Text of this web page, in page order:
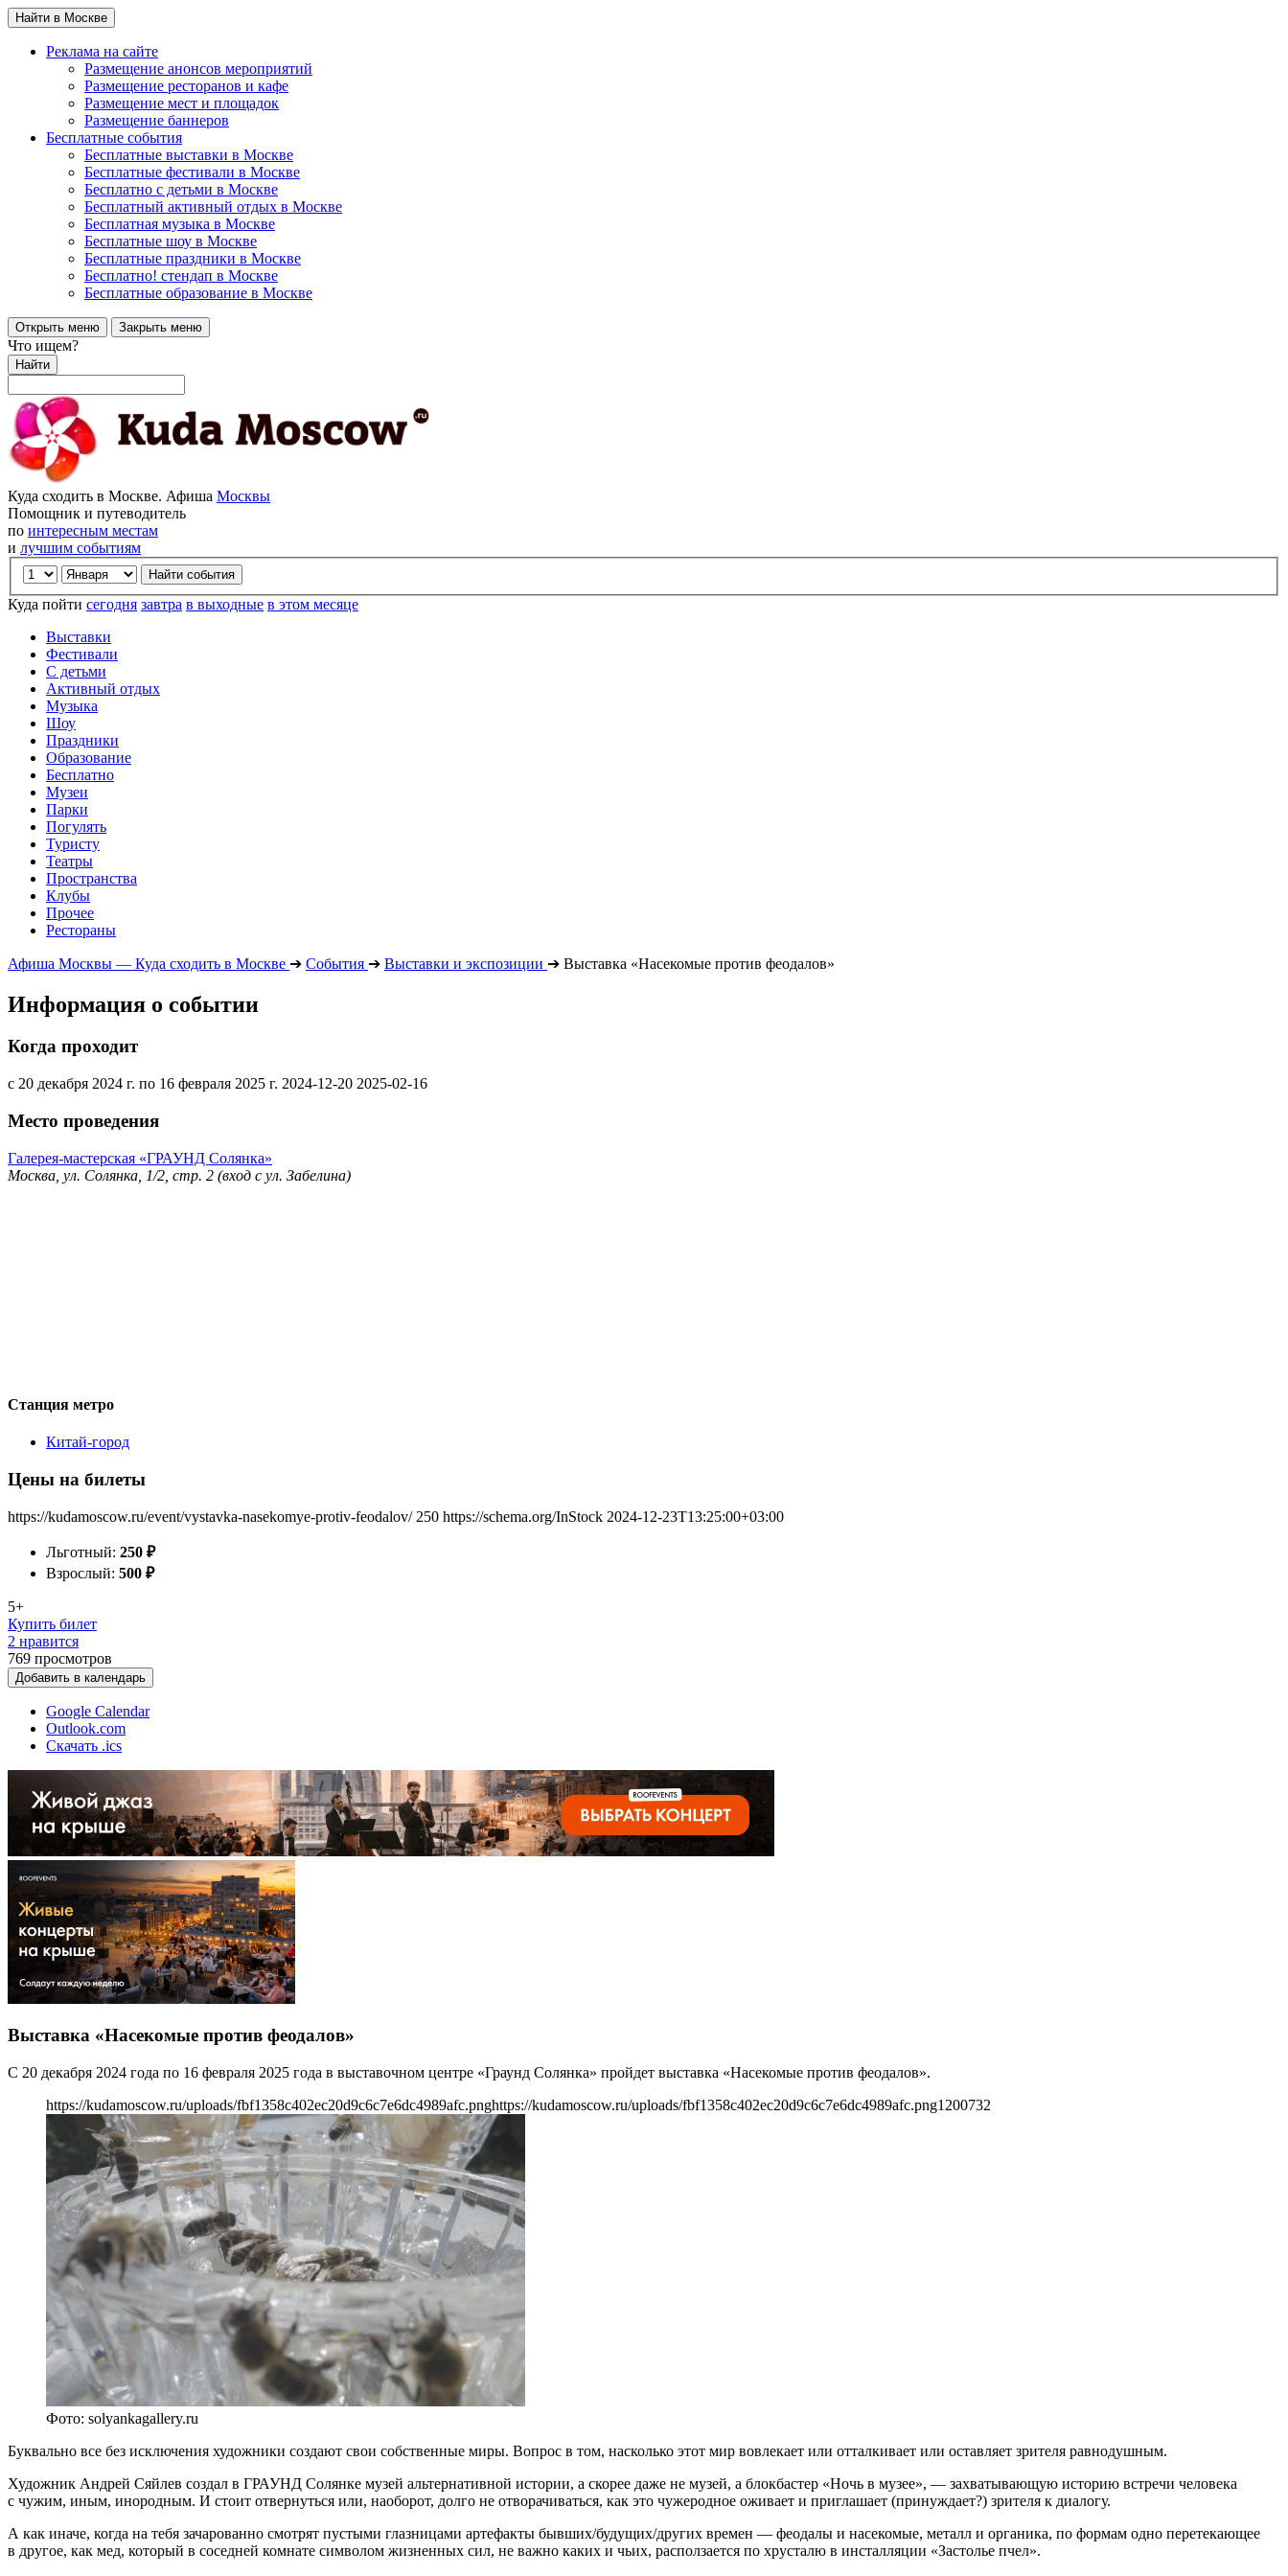
Найти в Москве
Реклама на сайте
Размещение анонсов мероприятий
Размещение ресторанов и кафе
Размещение мест и площадок
Размещение баннеров
Бесплатные события
Бесплатные выставки в Москве
Бесплатные фестивали в Москве
Бесплатно с детьми в Москве
Бесплатный активный отдых в Москве
Бесплатная музыка в Москве
Бесплатные шоу в Москве
Бесплатные праздники в Москве
Бесплатно! стендап в Москве
Бесплатные образование в Москве
Открыть меню Закрыть меню
Что ищем?
Найти
Куда сходить в Москве. Афиша Москвы
Помощник и путеводитель
по интересным местам
и лучшим событиям
Куда пойти сегодня завтра в выходные в этом месяце
Выставки
Фестивали
С детьми
Активный отдых
Музыка
Шоу
Праздники
Образование
Бесплатно
Музеи
Парки
Погулять
Туристу
Театры
Пространства
Клубы
Прочее
Рестораны
Афиша Москвы — Куда сходить в Москве ➔ События ➔ Выставки и экспозиции ➔ Выставка «Насекомые против феодалов»
Информация о событии
Когда проходит
с 20 декабря 2024 г. по 16 февраля 2025 г. 2024-12-20 2025-02-16
Место проведения
Галерея-мастерская «ГРАУНД Солянка»
Москва, ул. Солянка, 1/2, стр. 2 (вход с ул. Забелина)
Станция метро
Китай-город
Цены на билеты
https://kudamoscow.ru/event/vystavka-nasekomye-protiv-feodalov/ 250 https://schema.org/InStock 2024-12-23T13:25:00+03:00
Льготный: 250 ₽
Взрослый: 500 ₽
5+
Купить билет
2 нравится
769 просмотров
Добавить в календарь
Google Calendar
Outlook.com
Скачать .ics
Выставка «Насекомые против феодалов»
С 20 декабря 2024 года по 16 февраля 2025 года в выставочном центре «Граунд Солянка» пройдет выставка «Насекомые против феодалов».
https://kudamoscow.ru/uploads/fbf1358c402ec20d9c6c7e6dc4989afc.pnghttps://kudamoscow.ru/uploads/fbf1358c402ec20d9c6c7e6dc4989afc.png1200732
Фото: solyankagallery.ru
Буквально все без исключения художники создают свои собственные миры. Вопрос в том, насколько этот мир вовлекает или отталкивает или оставляет зрителя равнодушным.
Художник Андрей Сяйлев создал в ГРАУНД Солянке музей альтернативной истории, а скорее даже не музей, а блокбастер «Ночь в музее», — захватывающую историю встречи человека
с чужим, иным, инородным. И стоит отвернуться или, наоборот, долго не отворачиваться, как это чужеродное оживает и приглашает (принуждает?) зрителя к диалогу.
А как иначе, когда на тебя зачарованно смотрят пустыми глазницами артефакты бывших/будущих/других времен — феодалы и насекомые, металл и органика, по формам одно перетекающее
в другое, как мед, который в соседней комнате символом жизненных сил, не важно каких и чьих, расползается по хрусталю в инсталляции «Застолье пчел».